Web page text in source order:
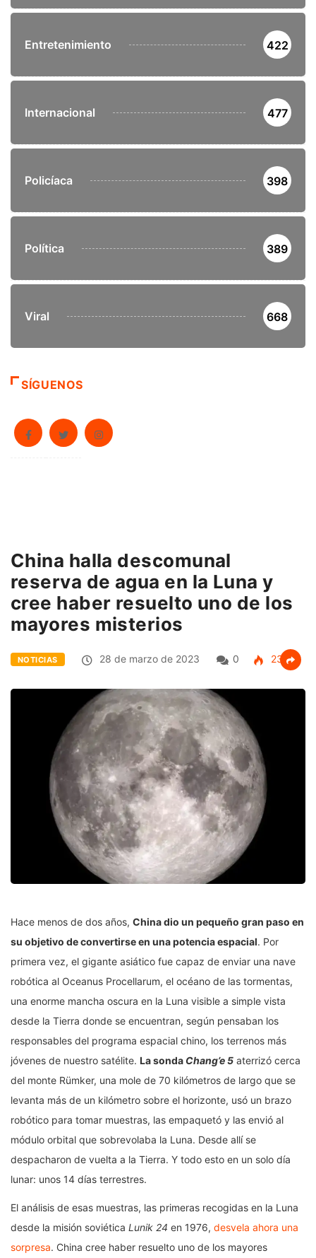
Entretenimiento 422
Internacional 477
Policíaca 398
Política 389
Viral 668
SÍGUENOS
China halla descomunal
reserva de agua en la Luna y
cree haber resuelto uno de los
mayores misterios
NOTICIAS 28 de marzo de 2023 0 236
Hace menos de dos años, China dio un pequeño gran paso en
su objetivo de convertirse en una potencia espacial. Por
primera vez, el gigante asiático fue capaz de enviar una nave
robótica al Oceanus Procellarum, el océano de las tormentas,
una enorme mancha oscura en la Luna visible a simple vista
desde la Tierra donde se encuentran, según pensaban los
responsables del programa espacial chino, los terrenos más
jóvenes de nuestro satélite. La sonda Chang’e 5 aterrizó cerca
del monte Rümker, una mole de 70 kilómetros de largo que se
levanta más de un kilómetro sobre el horizonte, usó un brazo
robótico para tomar muestras, las empaquetó y las envió al
módulo orbital que sobrevolaba la Luna. Desde allí se
despacharon de vuelta a la Tierra. Y todo esto en un solo día
lunar: unos 14 días terrestres.
El análisis de esas muestras, las primeras recogidas en la Luna
desde la misión soviética Lunik 24 en 1976, desvela ahora una
sorpresa. China cree haber resuelto uno de los mayores